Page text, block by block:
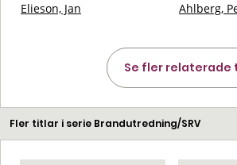
Elieson, Jan Ahlberg,
Se fler relaterade
Fler titlar i serie Brandutredning/SRV